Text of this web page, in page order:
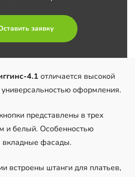
заявку
4.1 отличается высокой
оформления.
представлены в трех
и белый. Особенностью
вкладные фасады.
встроены штанги для платьев,